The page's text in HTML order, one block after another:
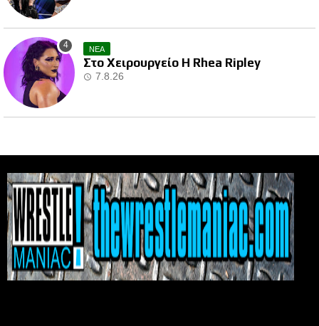
ΝΕΑ
Στο Χειρουργείο Η Rhea Ripley
7.8.26